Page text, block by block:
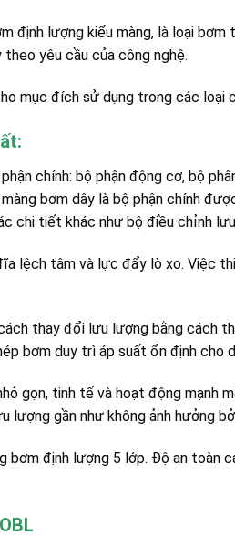
định lượng kiểu màng, là loại
yêu cầu của công nghệ.
mục đích sử dụng trong các loại
chính: bộ phận động cơ, bộ
bơm dây là bộ phận chính
chi tiết khác như bộ điều chỉnh lưu
lệch tâm và lực đẩy lò xo. Việc
thay đổi lưu lượng bằng cách
bơm duy trì áp suất ổn định cho
gọn, tinh tế và hoạt động mạnh
lượng gần như không ảnh hưởng
bơm định lượng 5 lớp. Độ an toàn